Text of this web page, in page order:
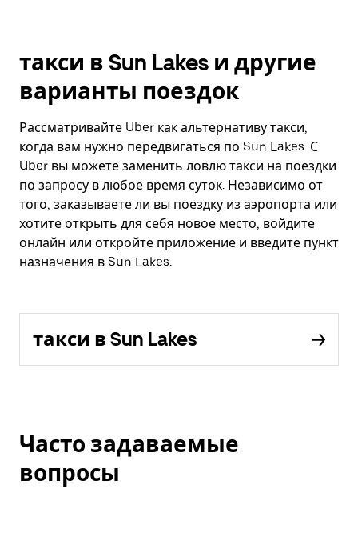
такси в Sun Lakes и другие
варианты поездок
Рассматривайте Uber как альтернативу такси,
когда вам нужно передвигаться по Sun Lakes. С
Uber вы можете заменить ловлю такси на поездки
по запросу в любое время суток. Независимо от
того, заказываете ли вы поездку из аэропорта или
хотите открыть для себя новое место, войдите
онлайн или откройте приложение и введите пункт
назначения в Sun Lakes.
такси в Sun Lakes
Часто задаваемые
вопросы